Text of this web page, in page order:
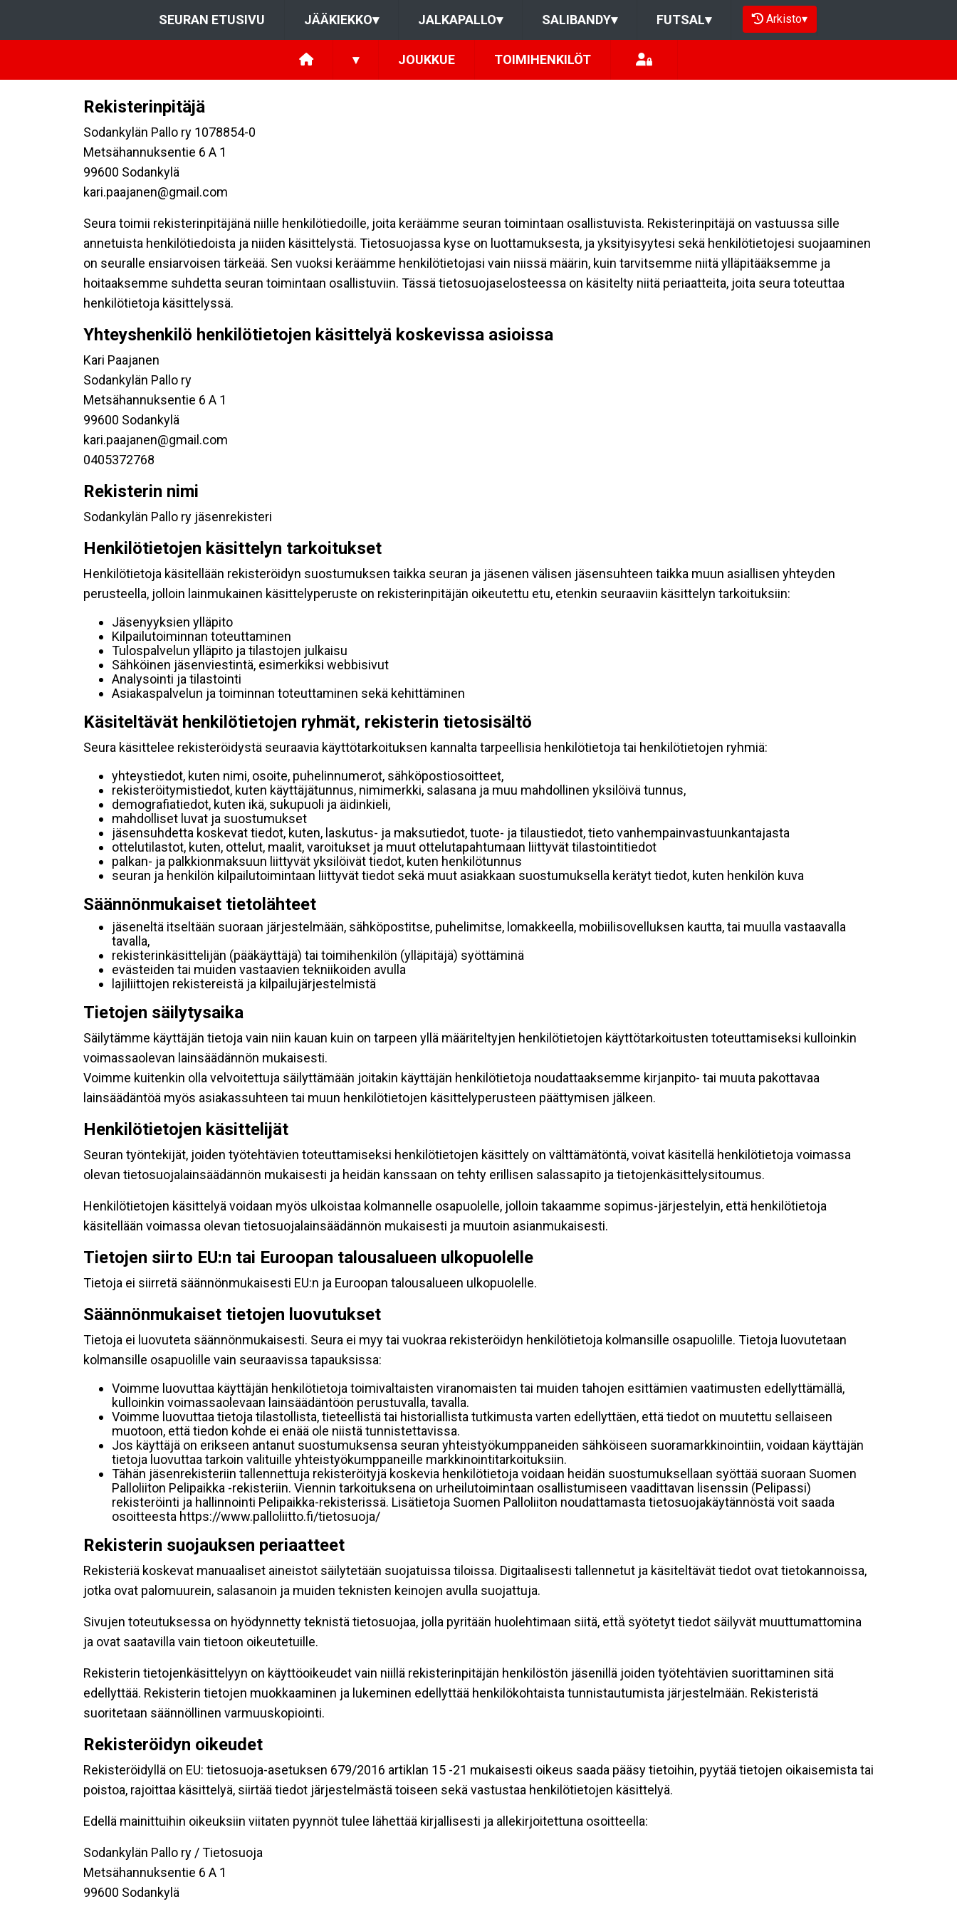
SEURAN ETUSIVU JÄÄKIEKKO▾ JALKAPALLO▾ SALIBANDY▾ FUTSAL▾ Arkisto▾
▾ JOUKKUE TOIMIHENKILÖT
Rekisterinpitäjä
Sodankylän Pallo ry 1078854-0
Metsähannuksentie 6 A 1
99600 Sodankylä
kari.paajanen@gmail.com
Seura toimii rekisterinpitäjänä niille henkilötiedoille, joita keräämme seuran toimintaan osallistuvista. Rekisterinpitäjä on vastuussa sille
annetuista henkilötiedoista ja niiden käsittelystä. Tietosuojassa kyse on luottamuksesta, ja yksityisyytesi sekä henkilötietojesi suojaaminen
on seuralle ensiarvoisen tärkeää. Sen vuoksi keräämme henkilötietojasi vain niissä määrin, kuin tarvitsemme niitä ylläpitääksemme ja
hoitaaksemme suhdetta seuran toimintaan osallistuviin. Tässä tietosuojaselosteessa on käsitelty niitä periaatteita, joita seura toteuttaa
henkilötietoja käsittelyssä.
Yhteyshenkilö henkilötietojen käsittelyä koskevissa asioissa
Kari Paajanen
Sodankylän Pallo ry
Metsähannuksentie 6 A 1
99600 Sodankylä
kari.paajanen@gmail.com
0405372768
Rekisterin nimi
Sodankylän Pallo ry jäsenrekisteri
Henkilötietojen käsittelyn tarkoitukset
Henkilötietoja käsitellään rekisteröidyn suostumuksen taikka seuran ja jäsenen välisen jäsensuhteen taikka muun asiallisen yhteyden
perusteella, jolloin lainmukainen käsittelyperuste on rekisterinpitäjän oikeutettu etu, etenkin seuraaviin käsittelyn tarkoituksiin:
Jäsenyyksien ylläpito
Kilpailutoiminnan toteuttaminen
Tulospalvelun ylläpito ja tilastojen julkaisu
Sähköinen jäsenviestintä, esimerkiksi webbisivut
Analysointi ja tilastointi
Asiakaspalvelun ja toiminnan toteuttaminen sekä kehittäminen
Käsiteltävät henkilötietojen ryhmät, rekisterin tietosisältö
Seura käsittelee rekisteröidystä seuraavia käyttötarkoituksen kannalta tarpeellisia henkilötietoja tai henkilötietojen ryhmiä:
yhteystiedot, kuten nimi, osoite, puhelinnumerot, sähköpostiosoitteet,
rekisteröitymistiedot, kuten käyttäjätunnus, nimimerkki, salasana ja muu mahdollinen yksilöivä tunnus,
demografiatiedot, kuten ikä, sukupuoli ja äidinkieli,
mahdolliset luvat ja suostumukset
jäsensuhdetta koskevat tiedot, kuten, laskutus- ja maksutiedot, tuote- ja tilaustiedot, tieto vanhempainvastuunkantajasta
ottelutilastot, kuten, ottelut, maalit, varoitukset ja muut ottelutapahtumaan liittyvät tilastointitiedot
palkan- ja palkkionmaksuun liittyvät yksilöivät tiedot, kuten henkilötunnus
seuran ja henkilön kilpailutoimintaan liittyvät tiedot sekä muut asiakkaan suostumuksella kerätyt tiedot, kuten henkilön kuva
Säännönmukaiset tietolähteet
jäseneltä itseltään suoraan järjestelmään, sähköpostitse, puhelimitse, lomakkeella, mobiilisovelluksen kautta, tai muulla vastaavalla
tavalla,
rekisterinkäsittelijän (pääkäyttäjä) tai toimihenkilön (ylläpitäjä) syöttäminä
evästeiden tai muiden vastaavien tekniikoiden avulla
lajiliittojen rekistereistä ja kilpailujärjestelmistä
Tietojen säilytysaika
Säilytämme käyttäjän tietoja vain niin kauan kuin on tarpeen yllä määriteltyjen henkilötietojen käyttötarkoitusten toteuttamiseksi kulloinkin
voimassaolevan lainsäädännön mukaisesti.
Voimme kuitenkin olla velvoitettuja säilyttämään joitakin käyttäjän henkilötietoja noudattaaksemme kirjanpito- tai muuta pakottavaa
lainsäädäntöä myös asiakassuhteen tai muun henkilötietojen käsittelyperusteen päättymisen jälkeen.
Henkilötietojen käsittelijät
Seuran työntekijät, joiden työtehtävien toteuttamiseksi henkilötietojen käsittely on välttämätöntä, voivat käsitellä henkilötietoja voimassa
olevan tietosuojalainsäädännön mukaisesti ja heidän kanssaan on tehty erillisen salassapito ja tietojenkäsittelysitoumus.
Henkilötietojen käsittelyä voidaan myös ulkoistaa kolmannelle osapuolelle, jolloin takaamme sopimus-järjestelyin, että henkilötietoja
käsitellään voimassa olevan tietosuojalainsäädännön mukaisesti ja muutoin asianmukaisesti.
Tietojen siirto EU:n tai Euroopan talousalueen ulkopuolelle
Tietoja ei siirretä säännönmukaisesti EU:n ja Euroopan talousalueen ulkopuolelle.
Säännönmukaiset tietojen luovutukset
Tietoja ei luovuteta säännönmukaisesti. Seura ei myy tai vuokraa rekisteröidyn henkilötietoja kolmansille osapuolille. Tietoja luovutetaan
kolmansille osapuolille vain seuraavissa tapauksissa:
Voimme luovuttaa käyttäjän henkilötietoja toimivaltaisten viranomaisten tai muiden tahojen esittämien vaatimusten edellyttämällä,
kulloinkin voimassaolevaan lainsäädäntöön perustuvalla, tavalla.
Voimme luovuttaa tietoja tilastollista, tieteellistä tai historiallista tutkimusta varten edellyttäen, että tiedot on muutettu sellaiseen
muotoon, että tiedon kohde ei enää ole niistä tunnistettavissa.
Jos käyttäjä on erikseen antanut suostumuksensa seuran yhteistyökumppaneiden sähköiseen suoramarkkinointiin, voidaan käyttäjän
tietoja luovuttaa tarkoin valituille yhteistyökumppaneille markkinointitarkoituksiin.
Tähän jäsenrekisteriin tallennettuja rekisteröityjä koskevia henkilötietoja voidaan heidän suostumuksellaan syöttää suoraan Suomen
Palloliiton Pelipaikka -rekisteriin. Viennin tarkoituksena on urheilutoimintaan osallistumiseen vaadittavan lisenssin (Pelipassi)
rekisteröinti ja hallinnointi Pelipaikka-rekisterissä. Lisätietoja Suomen Palloliiton noudattamasta tietosuojakäytännöstä voit saada
osoitteesta https://www.palloliitto.fi/tietosuoja/
Rekisterin suojauksen periaatteet
Rekisteriä koskevat manuaaliset aineistot säilytetään suojatuissa tiloissa. Digitaalisesti tallennetut ja käsiteltävät tiedot ovat tietokannoissa,
jotka ovat palomuurein, salasanoin ja muiden teknisten keinojen avulla suojattuja.
Sivujen toteutuksessa on hyödynnetty teknistä tietosuojaa, jolla pyritään huolehtimaan siitä, että̈ syötetyt tiedot säilyvät muuttumattomina
ja ovat saatavilla vain tietoon oikeutetuille.
Rekisterin tietojenkäsittelyyn on käyttöoikeudet vain niillä rekisterinpitäjän henkilöstön jäsenillä joiden työtehtävien suorittaminen sitä
edellyttää. Rekisterin tietojen muokkaaminen ja lukeminen edellyttää henkilökohtaista tunnistautumista järjestelmään. Rekisteristä
suoritetaan säännöllinen varmuuskopiointi.
Rekisteröidyn oikeudet
Rekisteröidyllä on EU: tietosuoja-asetuksen 679/2016 artiklan 15 -21 mukaisesti oikeus saada pääsy tietoihin, pyytää tietojen oikaisemista tai
poistoa, rajoittaa käsittelyä, siirtää tiedot järjestelmästä toiseen sekä vastustaa henkilötietojen käsittelyä.
Edellä mainittuihin oikeuksiin viitaten pyynnöt tulee lähettää kirjallisesti ja allekirjoitettuna osoitteella:
Sodankylän Pallo ry / Tietosuoja
Metsähannuksentie 6 A 1
99600 Sodankylä